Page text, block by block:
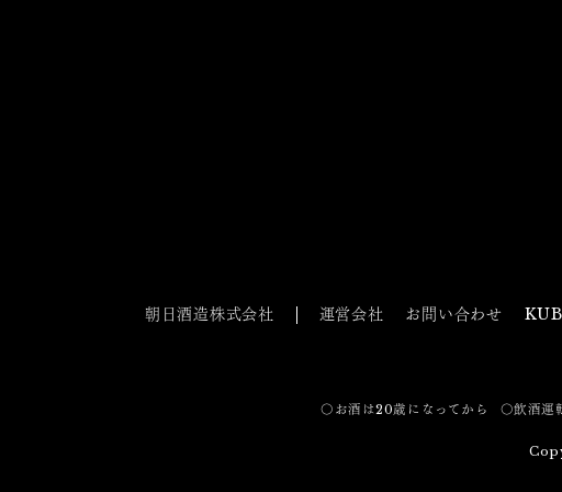
朝日酒造株式会社 運営会社 お問い合わせ
〇お酒は20歳になってから 〇飲酒運